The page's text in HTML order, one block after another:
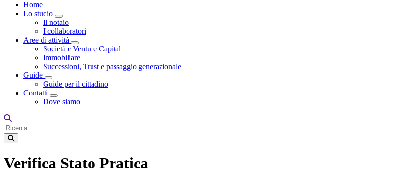
Home
Lo studio
Toggle Dropdown
Il notaio
I collaboratori
Aree di attività
Toggle Dropdown
Società e Venture Capital
Immobiliare
Successioni, Trust e passaggio generazionale
Guide
Toggle Dropdown
Guide per il cittadino
Contatti
Toggle Dropdown
Dove siamo
Verifica Stato Pratica